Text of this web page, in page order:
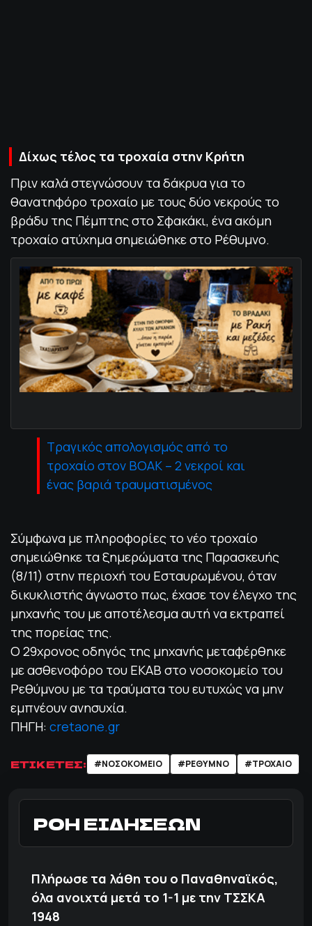
Δίχως τέλος τα τροχαία στην Κρήτη
Πριν καλά στεγνώσουν τα δάκρυα για το
θανατηφόρο τροχαίο με τους δύο νεκρούς το
βράδυ της Πέμπτης στο Σφακάκι, ένα ακόμη
τροχαίο ατύχημα σημειώθηκε στο Ρέθυμνο.
Τραγικός απολογισμός από το
τροχαίο στον ΒΟΑΚ – 2 νεκροί και
ένας βαριά τραυματισμένος
Σύμφωνα με πληροφορίες το νέο τροχαίο
σημειώθηκε τα ξημερώματα της Παρασκευής
(8/11) στην περιοχή του Εσταυρωμένου, όταν
δικυκλιστής άγνωστο πως, έχασε τον έλεγχο της
μηχανής του με αποτέλεσμα αυτή να εκτραπεί
της πορείας της.
Ο 29χρονος οδηγός της μηχανής μεταφέρθηκε
με ασθενοφόρο του ΕΚΑΒ στο νοσοκομείο του
Ρεθύμνου με τα τραύματα του ευτυχώς να μην
εμπνέουν ανησυχία.
ΠΗΓΗ: cretaone.gr
ΕΤΙΚΕΤΕΣ: #ΝΟΣΟΚΟΜΕΙΟ #ΡΕΘΥΜΝΟ #ΤΡΟΧΑΙΟ
ΡΟΗ ΕΙΔΗΣΕΩΝ
Πλήρωσε τα λάθη του ο Παναθηναϊκός,
όλα ανοιχτά μετά το 1-1 με την ΤΣΣΚΑ
1948